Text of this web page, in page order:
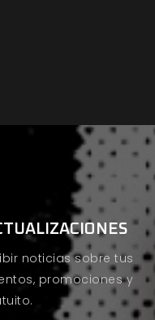
noticias sobre tus
promociones y